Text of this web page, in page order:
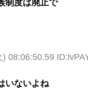
制度は廃止で
) 08:06:50.59
いないよね